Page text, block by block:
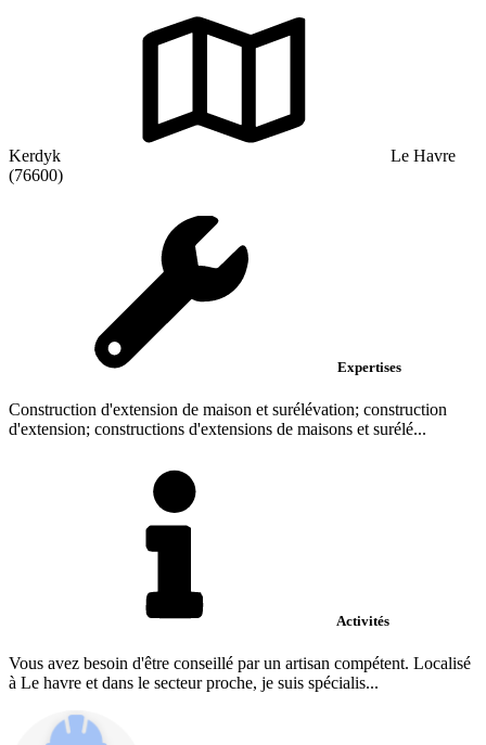
Kerdyk
Le Havre
(76600)
Expertises
Construction d'extension de maison et surélévation; construction
d'extension; constructions d'extensions de maisons et surélé...
Activités
Vous avez besoin d'être conseillé par un artisan compétent. Localisé
à Le havre et dans le secteur proche, je suis spécialis...